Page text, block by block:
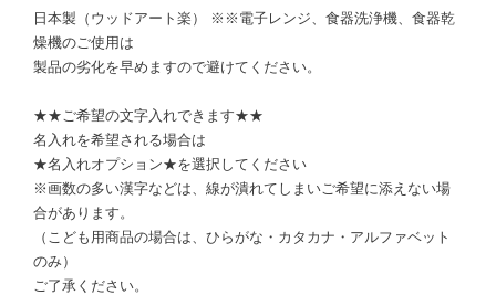
日本製（ウッドアート楽） ※※電子レンジ、食器洗浄機、食器乾
燥機のご使用は
製品の劣化を早めますので避けてください。
★★ご希望の文字入れできます★★
名入れを希望される場合は
★名入れオプション★を選択してください
※画数の多い漢字などは、線が潰れてしまいご希望に添えない場
合があります。
（こども用商品の場合は、ひらがな・カタカナ・アルファベット
のみ）
ご了承ください。